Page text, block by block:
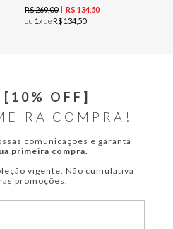
R$269,00 R$ 134 50
ou 1x deR$ 134 50
[10% OFF]
COMPRA!
comunicações e garanta
primeira compra.
vigente. Não cumulativa
promoções.